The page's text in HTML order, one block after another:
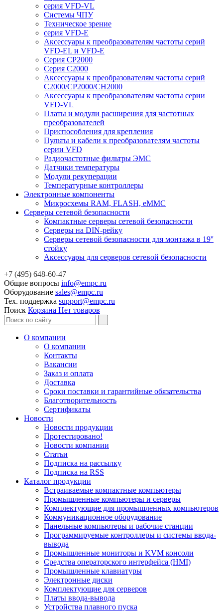
серия VFD-VL
Системы ЧПУ
Техническое зрение
серия VFD-E
Аксессуары к преобразователям частоты серий
VFD-EL и VFD-E
Серия CP2000
Серия C2000
Аксессуары к преобразователям частоты серий
С2000/CP2000/CH2000
Аксессуары к преобразователям частоты серии
VFD-VL
Платы и модули расширения для частотных
преобразователей
Приспособления для крепления
Пульты и кабели к преобразователям частоты
серии VFD
Радиочастотные фильтры ЭМС
Датчики температуры
Модули рекуперации
Температурные контроллеры
Электронные компоненты
Микросхемы RAM, FLASH, eMMC
Серверы сетевой безопасности
Компактные серверы сетевой безопасности
Серверы на DIN-рейку
Серверы сетевой безопасности для монтажа в 19''
стойку
Аксессуары для серверов сетевой безопасности
+7 (495) 648-60-47
Общие вопросы info@empc.ru
Оборудование sales@empc.ru
Тех. поддержка support@empc.ru
Поиск Корзина Нет товаров
О компании
О компании
Контакты
Вакансии
Заказ и оплата
Доставка
Сроки поставки и гарантийные обязательства
Благотворительность
Сертификаты
Новости
Новости продукции
Протестировано!
Новости компании
Статьи
Подписка на рассылку
Подписка на RSS
Каталог продукции
Встраиваемые компактные компьютеры
Промышленные компьютеры и серверы
Комплектующие для промышленных компьютеров
Коммуникационное оборудование
Панельные компьютеры и рабочие станции
Программируемые контроллеры и системы ввода-
вывода
Промышленные мониторы и KVM консоли
Средства операторского интерфейса (HMI)
Промышленные клавиатуры
Электронные диски
Комплектующие для серверов
Платы ввода-вывода
Устройства плавного пуска